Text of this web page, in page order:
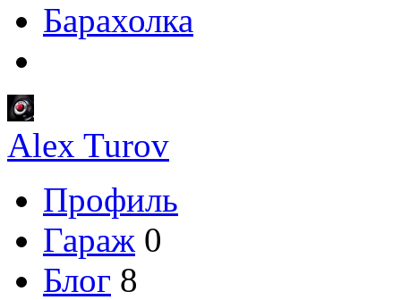
Барахолка
Alex Turov
Профиль
Гараж 0
Блог 8